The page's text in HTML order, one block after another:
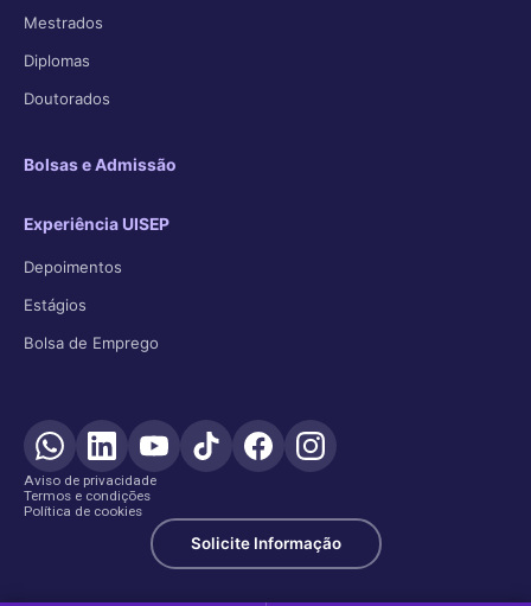
Mestrados
Diplomas
Doutorados
Bolsas e Admissão
Experiência UISEP
Depoimentos
Estágios
Bolsa de Emprego
Aviso de privacidade
Termos e condições
Política de cookies
Solicite Informação